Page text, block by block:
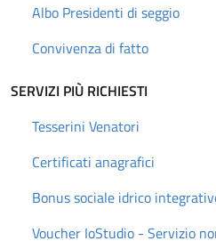
Albo Presidenti di seggio
Convivenza di fatto
SERVIZI PIÙ RICHIESTI
Tesserini Venatori
Certificati anagrafici
Bonus sociale idrico
Voucher IoStudio - Servizio